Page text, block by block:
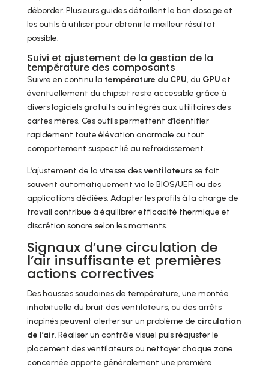
déborder. Plusieurs guides détaillent le bon dosage et
les outils à utiliser pour obtenir le meilleur résultat
possible.
Suivi et ajustement de la gestion de la
température des composants
Suivre en continu la température du CPU, du GPU et
éventuellement du chipset reste accessible grâce à
divers logiciels gratuits ou intégrés aux utilitaires des
cartes mères. Ces outils permettent d’identifier
rapidement toute élévation anormale ou tout
comportement suspect lié au refroidissement.
L’ajustement de la vitesse desventilateurs se fait
souvent automatiquement via le BIOS/UEFI ou des
applications dédiées. Adapter les profils à la charge de
travail contribue à équilibrer efficacité thermique et
discrétion sonore selon les moments.
Signaux d’une circulation de
l’air insuffisante et premières
actions correctives
Des hausses soudaines de température, une montée
inhabituelle du bruit des ventilateurs, ou des arrêts
inopinés peuvent alerter sur un problème de circulation
de l’air. Réaliser un contrôle visuel puis réajuster le
placement des ventilateurs ou nettoyer chaque zone
concernée apporte généralement une première